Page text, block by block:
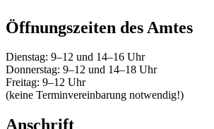
Öffnungszeiten des Amtes
Dienstag: 9–12 und 14–16 Uhr
Donnerstag: 9–12 und 14–18 Uhr
Freitag: 9–12 Uhr
(keine Terminvereinbarung notwendig!)
Anschrift